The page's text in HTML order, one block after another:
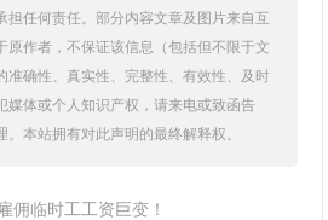
担任何责任。部分内容文章及图片来自互
原作者，不保证该信息（包括但不限于文
准确性、真实性、完整性、有效性、及时
媒体或个人知识产权，请来电或致函告
本站拥有对此声明的最终解释权。
佣临时工工资巨变！